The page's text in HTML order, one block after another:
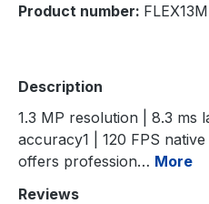
Product number:
Description
1.3 MP resolution | 8.3 ms
accuracy1 | 120 FPS
offers profession… More
Reviews